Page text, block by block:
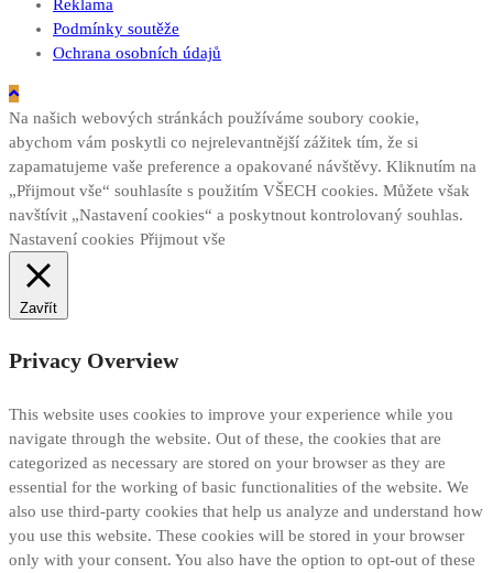
Reklama
Podmínky soutěže
Ochrana osobních údajů
Na našich webových stránkách používáme soubory cookie,
abychom vám poskytli co nejrelevantnější zážitek tím, že si
zapamatujeme vaše preference a opakované návštěvy. Kliknutím na
„Přijmout vše“ souhlasíte s použitím VŠECH cookies. Můžete však
navštívit „Nastavení cookies“ a poskytnout kontrolovaný souhlas.
Nastavení cookies Přijmout vše
Zavřít
Privacy Overview
This website uses cookies to improve your experience while you
navigate through the website. Out of these, the cookies that are
categorized as necessary are stored on your browser as they are
essential for the working of basic functionalities of the website. We
also use third-party cookies that help us analyze and understand how
you use this website. These cookies will be stored in your browser
only with your consent. You also have the option to opt-out of these